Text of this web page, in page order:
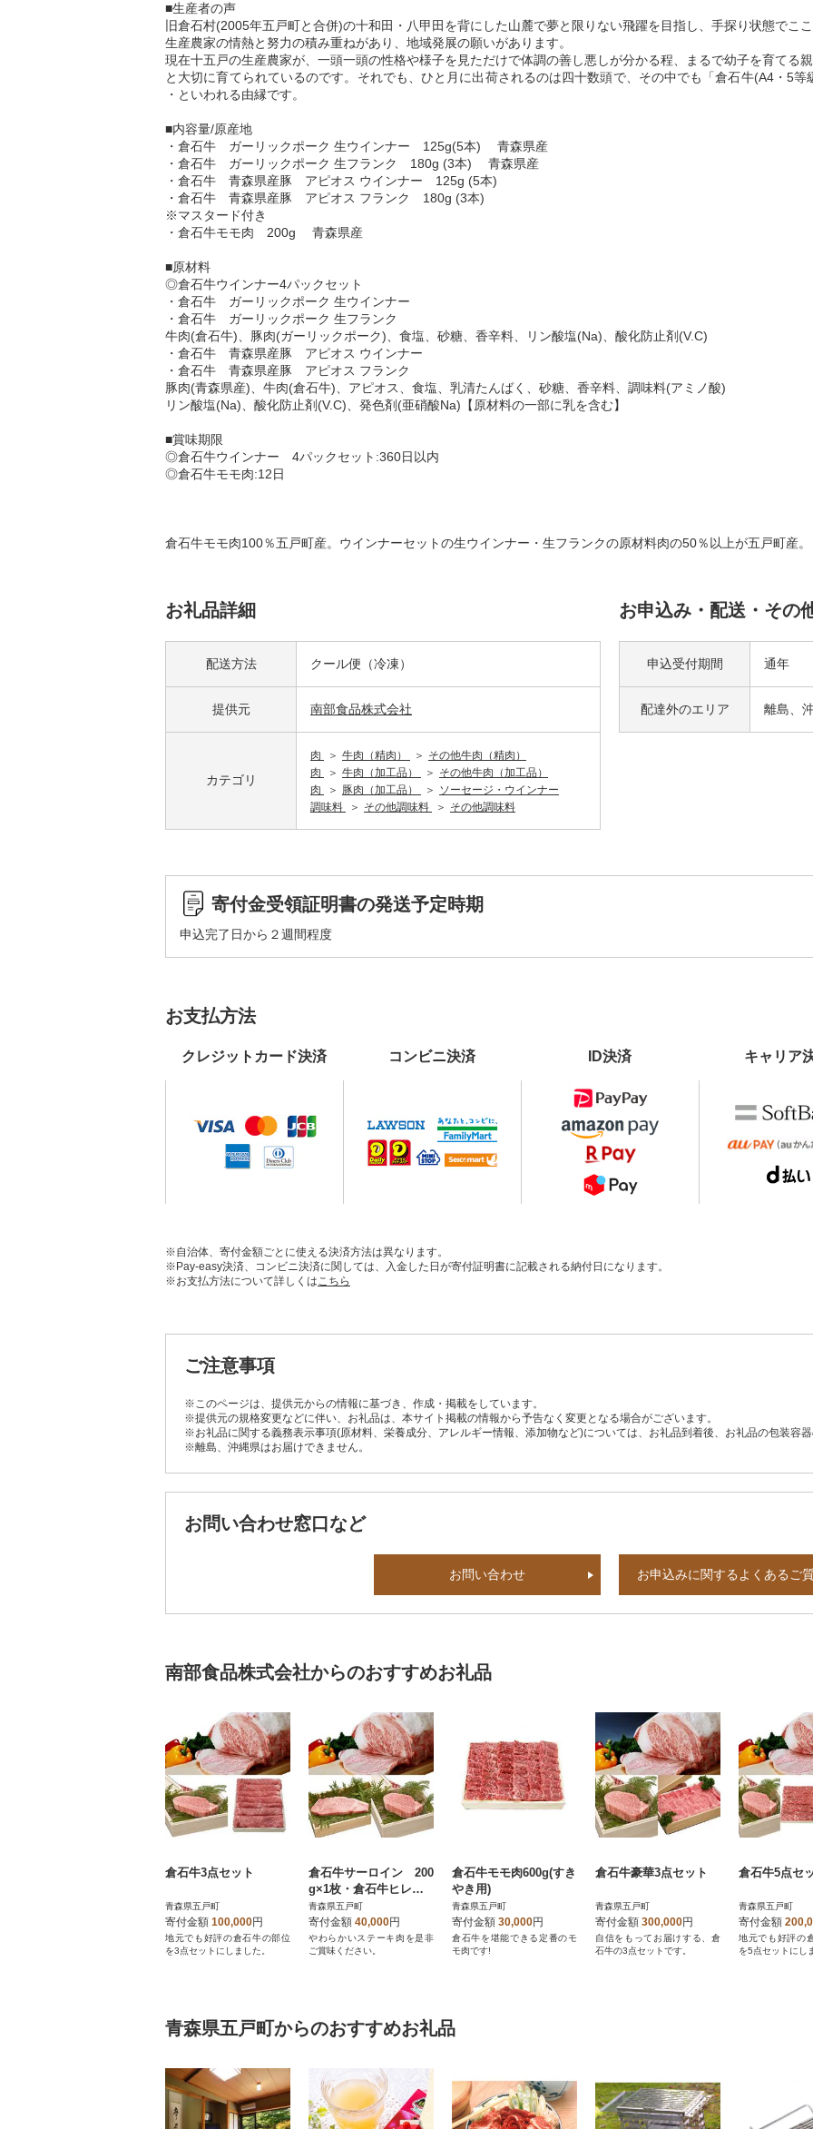
■生産者の声
旧倉石村(2005年五戸町と合併)の十和田・八甲田を背にした山麓で夢と限りない飛躍を目指し、手探り状態でこ
生産農家の情熱と努力の積み重ねがあり、地域発展の願いがあります。
現在十五戸の生産農家が、一頭一頭の性格や様子を見ただけで体調の善し悪しが分かる程、まるで幼子を育てる
と大切に育てられているのです。それでも、ひと月に出荷されるのは四十数頭で、その中でも「倉石牛(A4・5等
・といわれる由縁です。
■内容量/原産地
・倉石牛 ガーリックポーク 生ウインナー 125g(5本) 青森県産
・倉石牛 ガーリックポーク 生フランク 180g (3本) 青森県産
・倉石牛 青森県産豚 アピオス ウインナー 125g (5本)
・倉石牛 青森県産豚 アピオス フランク 180g (3本)
※マスタード付き
・倉石牛モモ肉 200g 青森県産
■原材料
◎倉石牛ウインナー4パックセット
・倉石牛 ガーリックポーク 生ウインナー
・倉石牛 ガーリックポーク 生フランク
牛肉(倉石牛)、豚肉(ガーリックポーク)、食塩、砂糖、香辛料、リン酸塩(Na)、酸化防止剤(V.C)
・倉石牛 青森県産豚 アピオス ウインナー
・倉石牛 青森県産豚 アピオス フランク
豚肉(青森県産)、牛肉(倉石牛)、アピオス、食塩、乳清たんばく、砂糖、香辛料、調味料(アミノ酸)
リン酸塩(Na)、酸化防止剤(V.C)、発色剤(亜硝酸Na)【原材料の一部に乳を含む】
■賞味期限
◎倉石牛ウインナー 4パックセット:360日以内
◎倉石牛モモ肉:12日
倉石牛モモ肉100％五戸町産。ウインナーセットの生ウインナー・生フランクの原材料肉の50％以上が五戸町産。
お礼品詳細
配送方法 クール便（冷凍）
提供元 南部食品株式会社
カテゴリ
肉 牛肉（精肉）
その他牛肉（精肉）
肉
牛肉（加工品）
その他牛肉（加工品）
肉
豚肉（加工品）
ソーセージ・ウインナー
調味料
その他調味料 その他調味料
お申込み・配送・その
申込受付期間 通年
配達外のエリア 離島、
寄付金受領証明書の発送予定時期
申込完了日から２週間程度
お支払方法
クレジットカード決済 コンビニ決済 ID決済 キャリア
※自治体、寄付金額ごとに使える決済方法は異なります。
※Pay-easy決済、コンビニ決済に関しては、入金した日が寄付証明書に記載される納付日になります。
※お支払方法について詳しくはこちら
ご注意事項
※このページは、提供元からの情報に基づき、作成・掲載をしています。
※提供元の規格変更などに伴い、お礼品は、本サイト掲載の情報から予告なく変更となる場合がございます。
※お礼品に関する義務表示事項(原材料、栄養成分、アレルギー情報、添加物など)については、お礼品到着後、お礼品の包装容器
※離島、沖縄県はお届けできません。
お問い合わせ窓口など
お問い合わせ お申込みに関するよくあるご
南部食品株式会社からのおすすめお礼品
倉石牛3点セット
青森県五戸町
寄付金額 100,000円
地元でも好評の倉石牛の部位
を3点セットにしました。
倉石牛サーロイン 200
g×1枚・倉石牛ヒレ 1
50g×1枚セット
青森県五戸町
寄付金額 40,000円
やわらかいステーキ肉を是非
ご賞味ください。
倉石牛モモ肉600g(すき
やき用)
青森県五戸町
寄付金額 30,000円
倉石牛を堪能できる定番のモ
モ肉です!
倉石牛豪華3点セット
青森県五戸町
寄付金額 300,000円
自信をもってお届けする、倉
石牛の3点セットです。
倉石牛5点セ
青森県五戸町
寄付金額
地元でも好評の
を5点セットにし
青森県五戸町からのおすすめお礼品